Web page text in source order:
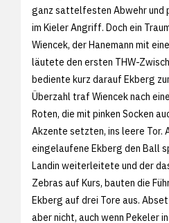
ganz sattelfesten Abwehr und
im Kieler Angriff. Doch ein
Wiencek, der Hanemann mit
läutete den ersten THW-
bediente kurz darauf Ekberg
Überzahl traf Wiencek nach
Roten, die mit pinken Socken
Akzente setzten, ins leere Tor.
eingelaufene Ekberg den Ball
Landin weiterleitete und der
Zebras auf Kurs, bauten die
Ekberg auf drei Tore aus.
aber nicht, auch wenn Pekeler